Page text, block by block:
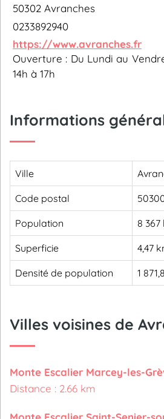
50302 Avranches
0233892940
https://www.avranches.fr
Ouverture : Du Lundi au
14h à 17h
Informations
Ville
Code postal
Population 8
Superficie 4,47
Densité de population 1
Villes voisines de
Monte Escalier Marcey-les-
Distance : 2.66 km